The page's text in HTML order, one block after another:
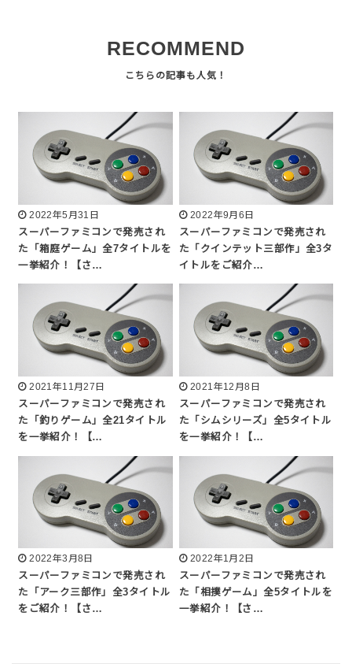
RECOMMEND
2022年5月31日
スーパーファミコンで発売され
た「箱庭ゲーム」全7タイトルを
一挙紹介！【さ…
2022年9月6日
スーパーファミコンで発売され
た「クインテット三部作」全3タ
イトルをご紹介…
2021年11月27日
スーパーファミコンで発売され
た「釣りゲーム」全21タイトル
を一挙紹介！【…
2021年12月8日
スーパーファミコンで発売され
た「シムシリーズ」全5タイトル
を一挙紹介！【…
2022年3月8日
スーパーファミコンで発売され
た「アーク三部作」全3タイトル
をご紹介！【さ…
2022年1月2日
スーパーファミコンで発売され
た「相撲ゲーム」全5タイトルを
一挙紹介！【さ…